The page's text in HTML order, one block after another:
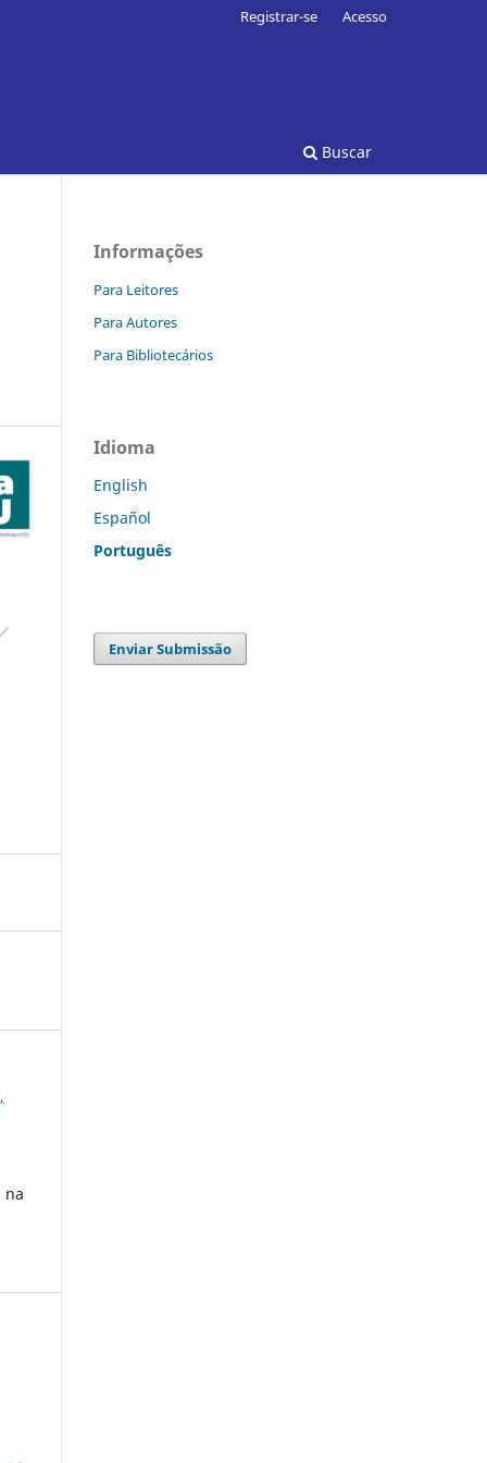
Buscar
Registrar-se Acesso
na
Informações
Para Leitores
Para Autores
Para Bibliotecários
Idioma
English
Español
Português
Enviar Submissão